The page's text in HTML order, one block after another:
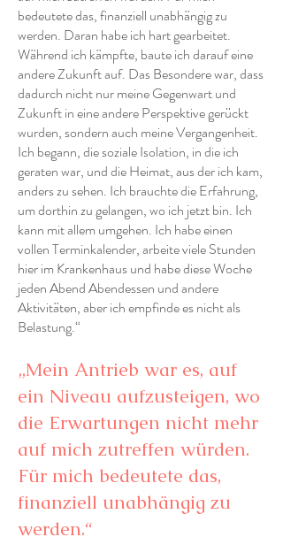
bedeutete das, finanziell unabhängig zu
werden. Daran habe ich hart gearbeitet.
Während ich kämpfte, baute ich darauf eine
andere Zukunft auf. Das Besondere war, dass
dadurch nicht nur meine Gegenwart und
Zukunft in eine andere Perspektive gerückt
wurden, sondern auch meine Vergangenheit.
Ich begann, die soziale Isolation, in die ich
geraten war, und die Heimat, aus der ich kam,
anders zu sehen. Ich brauchte die Erfahrung,
um dorthin zu gelangen, wo ich jetzt bin. Ich
kann mit allem umgehen. Ich habe einen
vollen Terminkalender, arbeite viele Stunden
hier im Krankenhaus und habe diese Woche
jeden Abend Abendessen und andere
Aktivitäten, aber ich empfinde es nicht als
Belastung.“
„Mein Antrieb war es, auf
ein Niveau aufzusteigen, wo
die Erwartungen nicht mehr
auf mich zutreffen würden.
Für mich bedeutete das,
finanziell unabhängig zu
werden.“